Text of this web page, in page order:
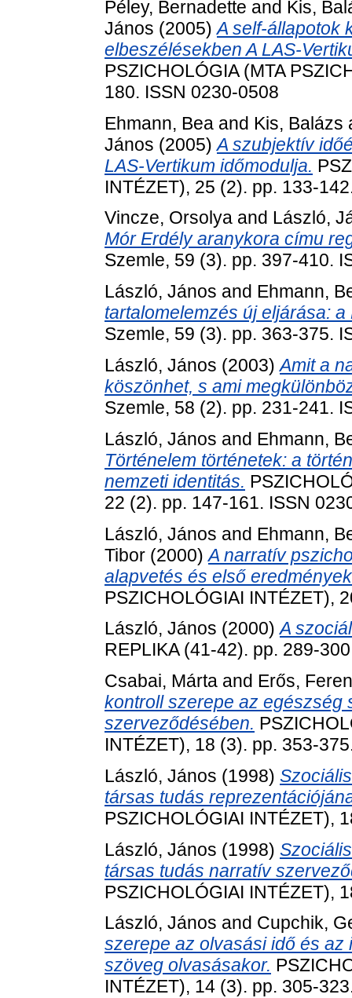
Péley, Bernadette and Kis,
János (2005)A self-állapotok
elbeszélésekben A LAS-
PSZICHOLÓGIA (MTA
180. ISSN 0230-0508
Ehmann, Bea and Kis, Balázs
János (2005)A szubjektív
LAS-Vertikum időmodulja.
INTÉZET), 25 (2). pp. 133-
Vincze, Orsolya and László,
Mór Erdély aranykora címu
Szemle, 59 (3). pp. 397-410.
László, János and Ehmann,
tartalomelemzés új eljárása: a
Szemle, 59 (3). pp. 363-375.
László, János (2003)Amit a
köszönhet, s ami
Szemle, 58 (2). pp. 231-241.
László, János and Ehmann,
Történelem történetek: a
nemzeti identitás.
22 (2). pp. 147-161. ISSN
László, János and Ehmann,
Tibor (2000)A narratív
alapvetés és első
PSZICHOLÓGIAI INTÉZET),
László, János (2000)A
REPLIKA (41-42). pp. 289-
Csabai, Márta and Erős,
kontroll szerepe az egészség
szerveződésében.
INTÉZET), 18 (3). pp. 353-
László, János (1998)
társas tudás
PSZICHOLÓGIAI INTÉZET),
László, János (1998)
társas tudás narratív
PSZICHOLÓGIAI INTÉZET),
László, János and Cupchik,
szerepe az olvasási idő és
szöveg olvasásakor.
INTÉZET), 14 (3). pp. 305-